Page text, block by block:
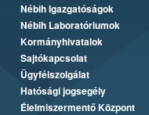
Nébih Igazgatóságok
Nébih Laboratóriumok
Kormányhivatalok
Sajtókapcsolat
Ügyfélszolgálat
Hatósági jogsegély
Élelmiszermentő Központ